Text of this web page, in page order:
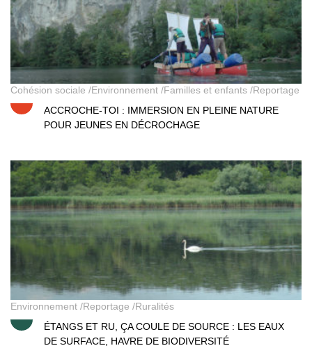
Cohésion sociale Environnement Familles et enfants Reportage
ACCROCHE-TOI : IMMERSION EN PLEINE NATURE
POUR JEUNES EN DÉCROCHAGE
Etangs et rus, ça coule de source!
Environnement Reportage Ruralités
ÉTANGS ET RU, ÇA COULE DE SOURCE : LES EAUX
DE SURFACE, HAVRE DE BIODIVERSITÉ